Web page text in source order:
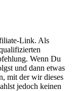
Link. Als
Wenn Du
und dann etwas
mit der wir dieses
jedoch keinen